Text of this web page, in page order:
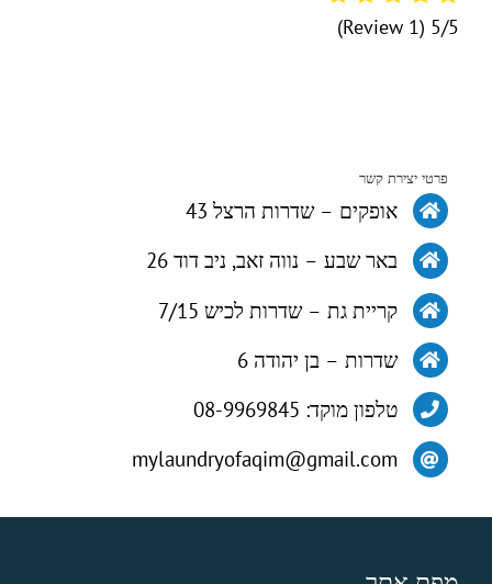
5/5
(1 Review)
פרטי יצירת קשר
אופקים – שדרות הרצל 43
באר שבע – נווה זאב, ניב דוד 26
קריית גת – שדרות לכיש 7/15
שדרות – בן יהודה 6
טלפון מוקד: 08-9969845
mylaundryofaqim@gmail.com